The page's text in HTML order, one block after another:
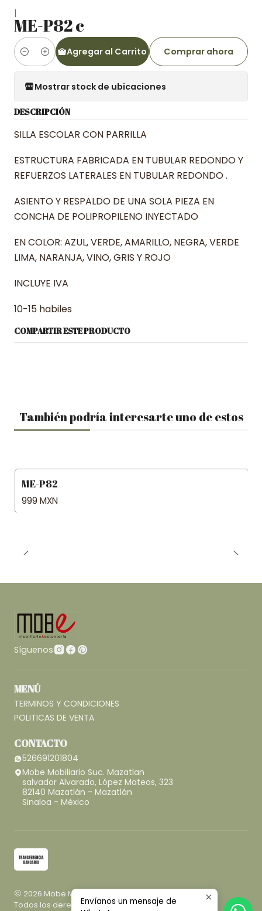
|
ME-P82 c
Cantidad
Agregar al Carrito Comprar ahora
Mostrar stock de ubicaciones
DESCRIPCIÓN
SILLA ESCOLAR CON PARRILLA
ESTRUCTURA FABRICADA EN TUBULAR REDONDO Y
REFUERZOS LATERALES EN TUBULAR REDONDO .
ASIENTO Y RESPALDO DE UNA SOLA PIEZA EN
CONCHA DE POLIPROPILENO INYECTADO
EN COLOR: AZUL, VERDE, AMARILLO, NEGRA, VERDE
LIMA, NARANJA, VINO, GRIS Y ROJO
INCLUYE IVA
10-15 habiles
COMPARTIR ESTE PRODUCTO
También podría interesarte uno de estos
ME-P82
999 MXN
Síguenos
MENÚ
TERMINOS Y CONDICIONES
POLITICAS DE VENTA
CONTACTO
526691201804
Mobe Mobiliario Suc. Mazatlan
salvador Alvarado, López Mateos, 323
82140 Mazatlán - Mazatlán
Sinaloa - México
2026 Mobe Mobiliario.
Todos los derechos reservados.Desarrollado por
Envíanos un mensaje de